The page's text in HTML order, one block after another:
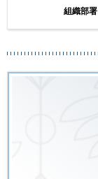
組織部署